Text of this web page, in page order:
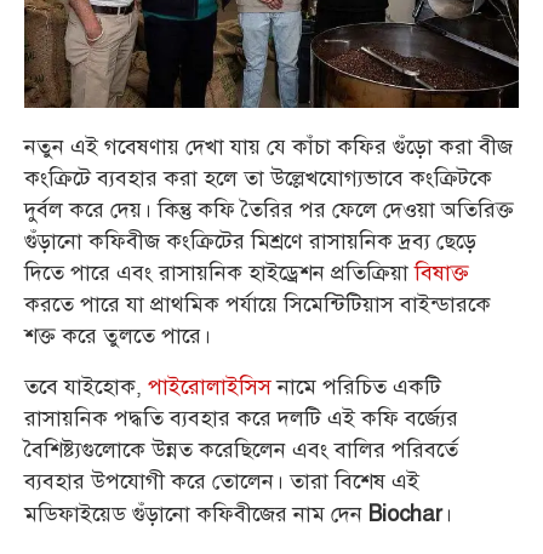
নতুন এই গবেষণায় দেখা যায় যে কাঁচা কফির গুঁড়ো করা বীজ
কংক্রিটে ব্যবহার করা হলে তা উল্লেখযোগ্যভাবে কংক্রিটকে
দুর্বল করে দেয়। কিন্তু কফি তৈরির পর ফেলে দেওয়া অতিরিক্ত
গুঁড়ানো কফিবীজ কংক্রিটের মিশ্রণে রাসায়নিক দ্রব্য ছেড়ে
দিতে পারে এবং রাসায়নিক হাইড্রেশন প্রতিক্রিয়াবিষাক্ত
করতে পারে যা প্রাথমিক পর্যায়ে সিমেন্টিটিয়াস বাইন্ডারকে
শক্ত করে তুলতে পারে।
তবে যাইহোক, পাইরোলাইসিসনামে পরিচিত একটি
রাসায়নিক পদ্ধতি ব্যবহার করে দলটি এই কফি বর্জ্যের
বৈশিষ্ট্যগুলোকে উন্নত করেছিলেন এবং বালির পরিবর্তে
ব্যবহার উপযোগী করে তোলেন। তারা বিশেষ এই
মডিফাইয়েড গুঁড়ানো কফিবীজের নাম দেন Biochar।